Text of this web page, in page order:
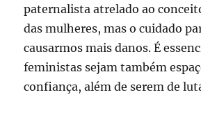
paternalista atrelado ao
das mulheres, mas o cuidado
causarmos mais danos. É
feministas sejam também
confiança, além de serem de